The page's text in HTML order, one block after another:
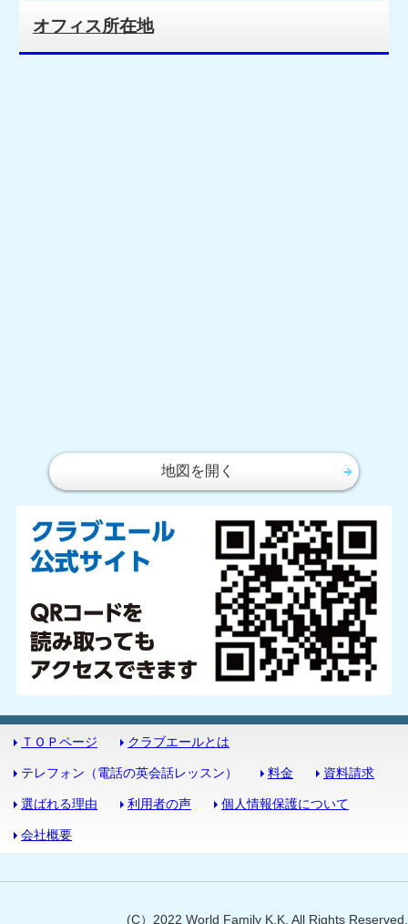
オフィス所在地
地図を開く
ＴＯＰページ クラブエールとは
テレフォン（電話の英会話レッスン） 料金 資料請求
選ばれる理由 利用者の声 個人情報保護について
会社概要
(C）2022 World Family K.K. All Rights Reserved.